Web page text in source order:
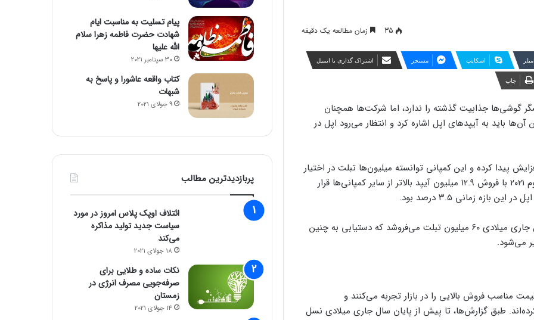
35 زمان مطالعه یک دقیقه
اسکایپ مسنجر اشتراک گذاری با ایمیل
چاپ
گوشی‌ها جذابیت گذشته را ندارد، اما شرکت‌ها همچنان
آن‌ها باید به آیپدهای اپل اشاره کرد و انتظار می‌رود اپل در
پیدا کرده و این کمپانی توانسته میلیون‌ها تبلت در اختیار
مشتریان قرار دهد. برای مثال کوپرتینویی‌ها در فصل دوم ۲۰۲۱ با فروش ۱۲.۹ میلیون آیپد بالاتر از سایر کمپانی‌ها قرار
حالا دیجی‌تایمز در گزارشی جدید اعلام کرده اپل در سال جاری میلادی ۶۰ میلیون تبلت می‌فروشد که دستیابی به چنین
می‌شود.
مناسب فروش بالایی را در بازار تجربه می‌کنند و
طبق گزارش‌ها، تا پیش از پایان سال جاری میلادی نسل
پیام تسلیت به مناسبت ایام
شهادت حضرت فاطمه زهرا سلام
الله علیها
30 سپتامبر 2021
کتاب واقعه عاشورا و پاسخ به
شبهات
9 جولای 2021
پربازدیدترین مطالب
ائتلاف اوپک پلاس امروز در مورد
سیاست جدید تولید مذاکره
می‌کند
18 جولای 2021
نکات ساده و طلایی برای
صرفه‌جویی مصرف انرژی در
زمستان
14 جولای 2021